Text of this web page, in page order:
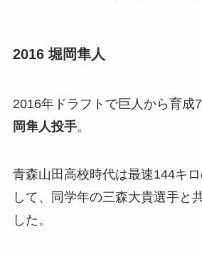
2016 堀岡隼人
2016年ドラフトで巨人から育成
岡隼人投手。
青森山田高校時代は最速144キ
して、同学年の三森大貴選手と
した。